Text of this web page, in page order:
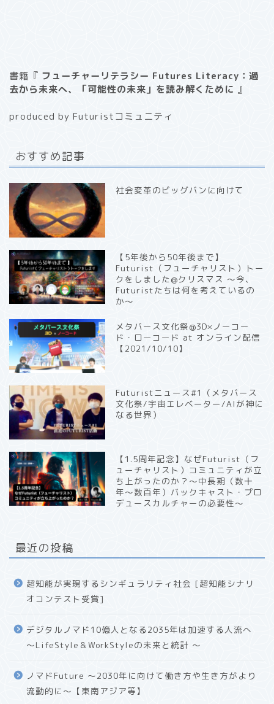
書籍『 フューチャーリテラシー Futures Literacy：過
去から未来へ、「可能性の未来」を読み解くために 』
produced by Futuristコミュニティ
おすすめ記事
社会変革のビッグバンに向けて
【5年後から50年後まで】
Futurist（フューチャリスト）トー
クをしました@クリスマス 〜今、
Futuristたちは何を考えているの
か〜
メタバース文化祭@3D×ノーコー
ド・ローコード at オンライン配信
【2021/10/10】
Futuristニュース#1（メタバース
文化祭/宇宙エレベーター/AIが神に
なる世界）
【1.5周年記念】なぜFuturist（フ
ューチャリスト）コミュニティが立
ち上がったのか？〜中長期（数十
年〜数百年）バックキャスト・プロ
デュースカルチャーの必要性〜
最近の投稿
超知能が実現するシンギュラリティ社会 [超知能シナリ
オコンテスト受賞]
デジタルノマド10億人となる2035年は加速する人流へ
〜LifeStyle＆WorkStyleの未来と統計 〜
ノマドFuture 〜2030年に向けて働き方や生き方がより
流動的に〜【東南アジア等】